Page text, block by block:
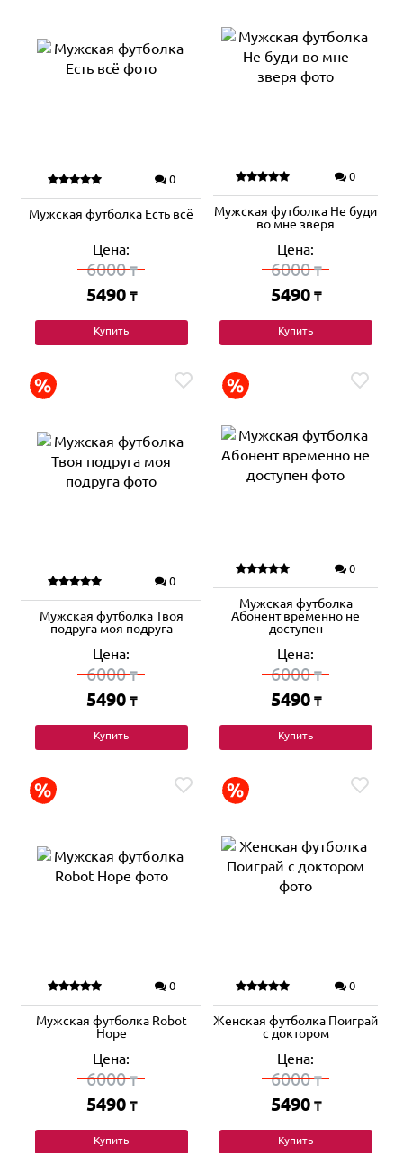
0
Мужская футболка Есть всё
Цена:
6000₸
5490 ₸
Купить
0
Мужская футболка Не буди
во мне зверя
Цена:
6000₸
5490 ₸
Купить
0
Мужская футболка Твоя
подруга моя подруга
Цена:
6000₸
5490 ₸
Купить
0
Мужская футболка
Абонент временно не
доступен
Цена:
6000₸
5490 ₸
Купить
0
Мужская футболка Robot
Hope
Цена:
6000₸
5490 ₸
Купить
0
Женская футболка Поиграй
с доктором
Цена:
6000₸
5490 ₸
Купить